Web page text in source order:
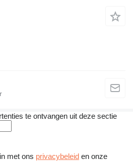
te ontvangen uit deze sectie
met ons privacybeleid en onze